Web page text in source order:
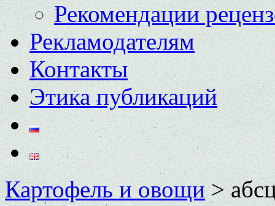
Рекомендации
Рекламодателям
Контакты
Этика публикаций
Картофель и овощи>